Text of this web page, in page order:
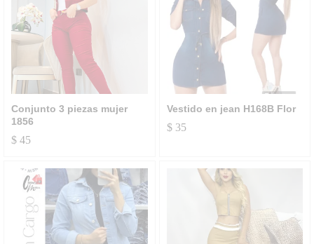
Conjunto 3 piezas mujer
1856
$ 45
Vestido en jean H168B Flor
$35